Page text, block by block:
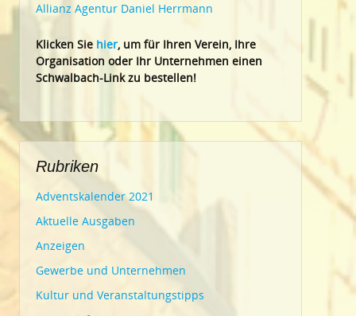
Allianz Agentur Daniel Herrmann
Klicken Sie hier, um für Ihren Verein, Ihre
Organisation oder Ihr Unternehmen einen
Schwalbach-Link zu bestellen!
Rubriken
Adventskalender 2021
Aktuelle Ausgaben
Anzeigen
Gewerbe und Unternehmen
Kultur und Veranstaltungstipps